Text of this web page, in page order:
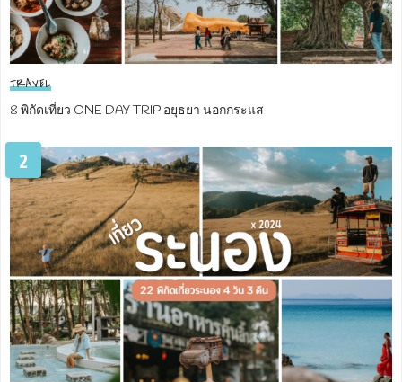
TRAVEL
8 พิกัดเที่ยว ONE DAY TRIP อยุธยา นอกกระแส
2